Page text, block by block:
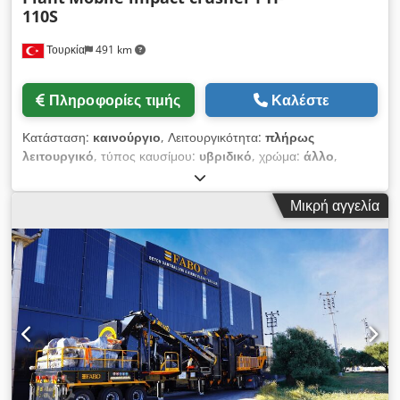
Τουρκία 491 km
110S
Πληροφορίες τιμής Καλέστε
Κατάσταση: καινούργιο, Λειτουργικότητα: πλήρως
λειτουργικό, τύπος καυσίμου: υβριδικό, χρώμα: άλλο,
, Έτος κατασκευής:
προϊόντα μας κατασκευάζονται με φροντίδα και καλύπτονται με
εγγύηση 1 έτους! *Εγκατάσταση και εκπαίδευση χειριστή
ΔΩΡΕΑΝ Ο ερπυστριοφόρος κινητός θραυστήρας κρούσης
Fabo FTI-110s αποτελεί ένα πλήρες κινητό σύστημα, το οποίο
κινείται σε υδραυλικά κινούμενο ερπυστριοφόρο σύστημα με
ταχύτητα 1 km/h και συνδυάζει δονούμενη προπαραγωγική
σίτα (vibrating grizzly feeder), θραυστήρα κρούσης,
αναδιπλούμενους μεταφορικούς ιμάντες αποθήκευσης, μονάδα
ελέγχου και ηλεκτρογεννήτρια. Στις σημερινές συνθήκες και
τεχνολογικές διαδικασίες, οι επιχειρήσεις αρχίζουν να εξετάζουν
πώς να κάνουν τον τομέα δραστηριότητάς τους πιο αποδοτικό.
Μικρή αγγελία